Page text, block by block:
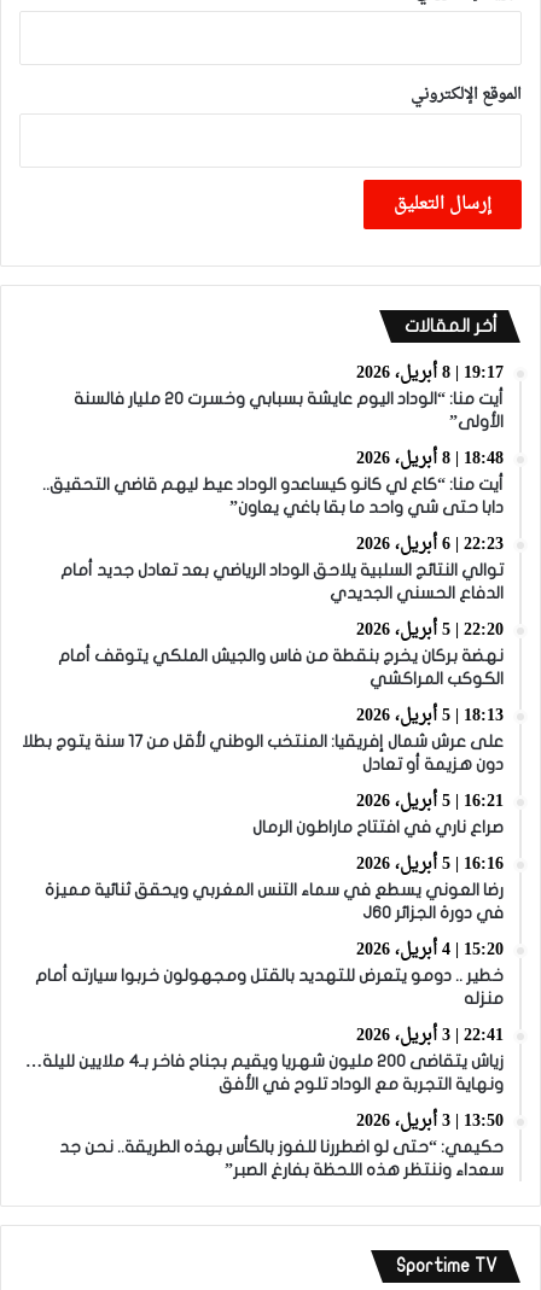
الموقع الإلكتروني
أخر المقالات
19:17 | 8 أبريل، 2026
أيت منا: “الوداد اليوم عايشة بسبابي وخسرت 20 مليار فالسنة
الأولى”
18:48 | 8 أبريل، 2026
أيت منا: “كاع لي كانو كيساعدو الوداد عيط ليهم قاضي التحقيق..
دابا حتى شي واحد ما بقا باغي يعاون”
22:23 | 6 أبريل، 2026
توالي النتائج السلبية يلاحق الوداد الرياضي بعد تعادل جديد أمام
الدفاع الحسني الجديدي
22:20 | 5 أبريل، 2026
نهضة بركان يخرج بنقطة من فاس والجيش الملكي يتوقف أمام
الكوكب المراكشي
18:13 | 5 أبريل، 2026
على عرش شمال إفريقيا: المنتخب الوطني لأقل من 17 سنة يتوج بطلا
دون هزيمة أو تعادل
16:21 | 5 أبريل، 2026
صراع ناري في افتتاح ماراطون الرمال
16:16 | 5 أبريل، 2026
رضا العوني يسطع في سماء التنس المغربي ويحقق ثنائية مميزة
في دورة الجزائر J60
15:20 | 4 أبريل، 2026
خطير .. دومو يتعرض للتهديد بالقتل ومجهولون خربوا سيارته أمام
منزله
22:41 | 3 أبريل، 2026
زياش يتقاضى 200 مليون شهريا ويقيم بجناح فاخر بـ4 ملايين لليلة…
ونهاية التجربة مع الوداد تلوح في الأفق
13:50 | 3 أبريل، 2026
حكيمي: “حتى لو اضطررنا للفوز بالكأس بهذه الطريقة.. نحن جد
سعداء وننتظر هذه اللحظة بفارغ الصبر”
Sportime TV